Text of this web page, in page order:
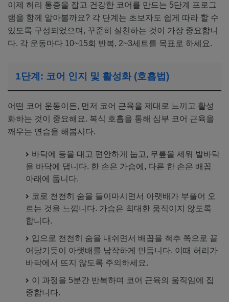
이제 허리 통증을 잡고 건강한 코어를 만드는 5단계 프로그
램을 함께 알아볼까요? 각 단계는 초보자도 쉽게 따라 할 수
있도록 구성되었으며, 꾸준히 실천하는 것이 가장 중요합니
다. 각 운동마다 10~15회 반복, 2~3세트를 목표로 하세요.
1단계: 코어 인지 및 활성화 (호흡법)
어떤 코어 운동이든, 먼저 코어 근육을 제대로 느끼고 활성
화하는 것이 중요해요. 복식 호흡을 통해 심부 코어 근육을
깨우는 연습을 해봅시다.
바닥에 등을 대고 편안하게 눕고, 무릎을 세워 발바닥
을 바닥에 댑니다. 한 손은 가슴에, 다른 한 손은 배꼽
아래에 둡니다.
코로 천천히 숨을 들이마시면서 아랫배가 부풀어 오
르는 것을 느낍니다. 가슴은 최대한 움직이지 않도록
합니다.
입으로 천천히 숨을 내쉬면서 배꼽을 척추 쪽으로 끌
어당기듯이 아랫배를 납작하게 만듭니다. 이때 허리가
바닥에서 뜨지 않도록 주의하세요.
이 과정을 5분간 반복하며 코어 근육의 움직임에 집
중합니다.